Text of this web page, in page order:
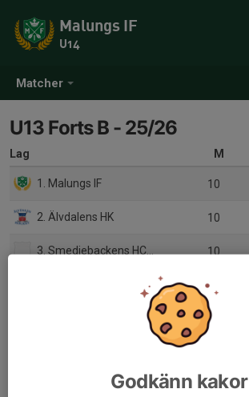
Matcher
Malungs IF
U14
U13 Forts B - 25/26
Lag M
1. Malungs IF 10
2. Älvdalens HK 10
3. Smedjebackens HC/Ludvika HF 10
10
5. Björbo IF/Vansbro AIK 10
Godkänn kakor